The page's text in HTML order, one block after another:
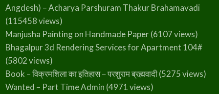
Angdesh) – Acharya Parshuram Thakur Brahamavadi
(115458 views)
Manjusha Painting on Handmade Paper(6107 views)
Bhagalpur 3d Rendering Services for Apartment 104#
(5802 views)
Book – विक्रमशिला का इतिहास – परशुराम ब्रह्मवादी(5275 views)
Wanted – Part Time Admin (4971 views)